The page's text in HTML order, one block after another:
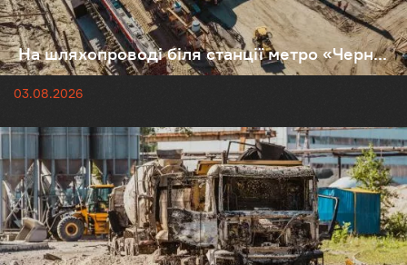
На шляхопроводі біля станції метро «Черн...
03.08.2026